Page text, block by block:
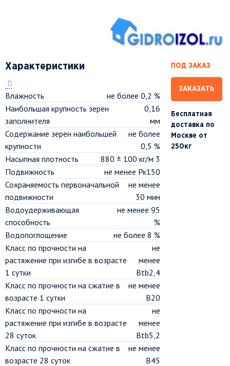
Характеристики
Влажность
не более 0,2 %
Наибольшая крупность зерен
заполнителя
0,16
мм
Содержание зерен наибольшей
крупности
не более
0,5 %
Насыпная плотность
880 ± 100 кг/м 3
Подвижность
не менее Рк150
Сохраняемость первоначальной
подвижности
не менее
30 мин
Водоудерживающая
способность
не менее 95
%
Водопоглощение
не более 8 %
Класс по прочности на
растяжение при изгибе в возрасте
1 сутки
не
менее
Btb2,4
Класс по прочности на сжатие в
возрасте 1 сутки
не менее
В20
Класс по прочности на
растяжение при изгибе в возрасте
28 суток
не
менее
Btb5,2
Класс по прочности на сжатие в
возрасте 28 суток
не менее
В45
ПОД ЗАКАЗ
ЗАКАЗАТЬ
Бесплатная
доставка по
Москве от
250кг